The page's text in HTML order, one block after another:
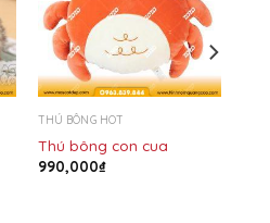
THÚ BÔNG HOT
Thú bông con cua
990,000₫